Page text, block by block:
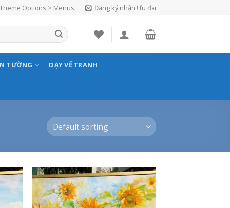
Options > Menus Đăng ký nhận Ưu đãi
TƯỜNG DẠY VẼ TRANH
Add to
Wishlist